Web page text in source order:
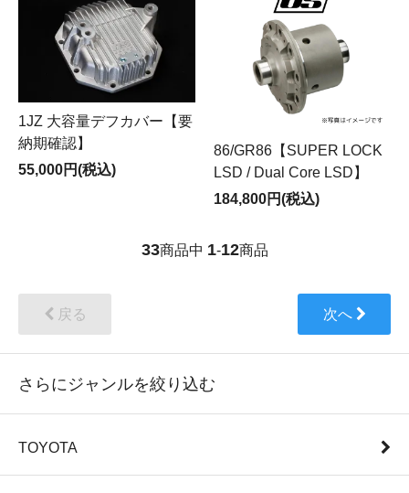
1JZ 大容量デフカバー【要
納期確認】
55,000円(税込)
86/GR86【SUPER LOCK
LSD / Dual Core LSD】
184,800円(税込)
33商品中 1-12商品
戻る 次へ
さらにジャンルを絞り込む
TOYOTA